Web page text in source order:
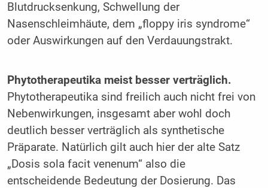
Blutdrucksenkung, Schwellung der
Nasenschleimhäute, dem „floppy iris syndrome“
oder Auswirkungen auf den Verdauungstrakt.
Phytotherapeutika meist besser verträglich.
Phytotherapeutika sind freilich auch nicht frei von
Nebenwirkungen, insgesamt aber wohl doch
deutlich besser verträglich als synthetische
Präparate. Natürlich gilt auch hier der alte Satz
„Dosis sola facit venenum“ also die
entscheidende Bedeutung der Dosierung. Das